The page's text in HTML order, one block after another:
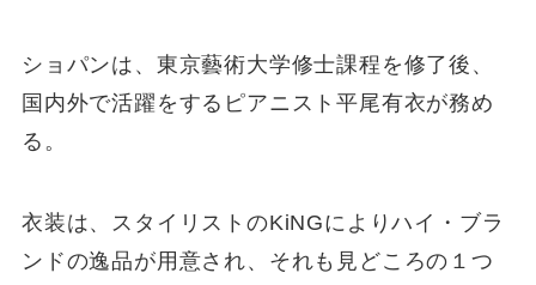
ショパンは、東京藝術大学修士課程を修了後、
国内外で活躍をするピアニスト平尾有衣が務め
る。
衣装は、スタイリストのKiNGによりハイ・ブラ
ンドの逸品が用意され、それも見どころの１つ